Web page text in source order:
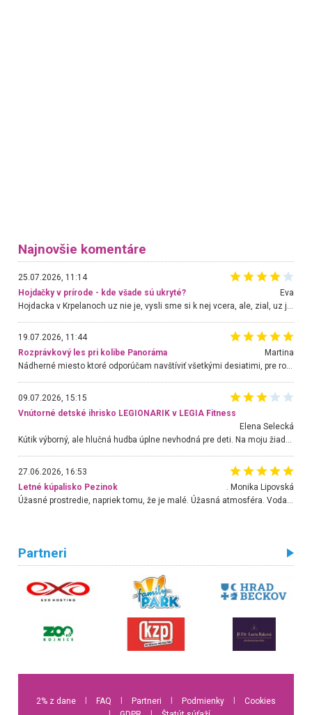
Najnovšie komentáre
25.07.2026, 11:14
Hojdačky v prírode - kde všade sú ukryté?
Eva
19.07.2026, 11:44
Rozprávkový les pri kolibe Panoráma
Martina
Nádherné miesto ktoré odporúčam navštíviť všetkými desiatimi, pre rodiny s deťmi, dôchodcom... Proste a jednoducho ozaj rozprávkový les.. určite ešte prídeme. Odniesli sme si na pamiatku krásne tričká,
09.07.2026, 15:15
Vnútorné detské ihrisko LEGIONARIK v LEGIA Fitness
Elena Selecká
Kútik výborný, ale hlučná hudba úplne nevhodná pre deti. Na moju žiadosť o aspoň sušenie nereagovali.
27.06.2026, 16:53
Letné kúpalisko Pezinok
. Monika Lipovská
Partneri
2% z dane FAQ Partneri Podmienky
Cookies